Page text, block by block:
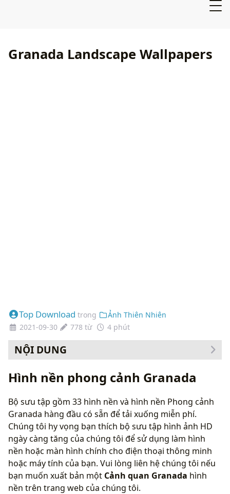
Granada Landscape Wallpapers
Top Download trong
Ảnh Thiên Nhiên
2021-09-30
778 từ 4 phút
NỘI DUNG
Hình nền phong cảnh Granada
Bộ sưu tập gồm 33 hình nền và hình nền Phong cảnh
Granada hàng đầu có sẵn để tải xuống miễn phí.
Chúng tôi hy vọng bạn thích bộ sưu tập hình ảnh HD
ngày càng tăng của chúng tôi để sử dụng làm hình
nền hoặc màn hình chính cho điện thoại thông minh
hoặc máy tính của bạn. Vui lòng liên hệ chúng tôi nếu
bạn muốn xuất bản một Cảnh quan Granada hình
nền trên trang web của chúng tôi.